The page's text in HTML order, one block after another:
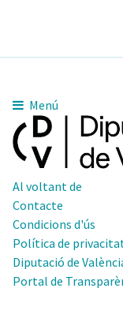
Menú
Al voltant de
Contacte
Condicions d'ús
Política de
Diputació de
Portal de